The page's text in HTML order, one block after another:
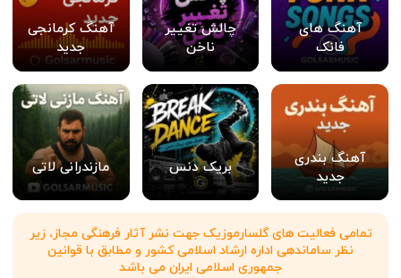
آهنگ های
فانک
چالش تغییر
ناخن
آهنگ کرمانجی
جدید
آهنگ بندری
جدید
بریک دنس مازندرانی لاتی
تمامی فعالیت های گلسارموزیک جهت نشر آثار فرهنگی مجاز، زیر
نظر ساماندهی اداره ارشاد اسلامی کشور و مطابق با قوانین
جمهوری اسلامی ایران می باشد